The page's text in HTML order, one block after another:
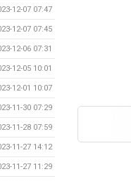
12-07 07:47
12-07 07:45
12-06 07:31
12-05 10:01
12-01 10:07
11-30 07:29
11-28 07:59
11-27 14:12
11-27 11:29